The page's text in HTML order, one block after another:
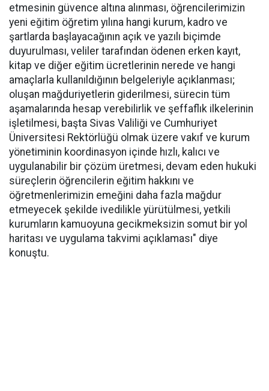
etmesinin güvence altına alınması, öğrencilerimizin
yeni eğitim öğretim yılına hangi kurum, kadro ve
şartlarda başlayacağının açık ve yazılı biçimde
duyurulması, veliler tarafından ödenen erken kayıt,
kitap ve diğer eğitim ücretlerinin nerede ve hangi
amaçlarla kullanıldığının belgeleriyle açıklanması;
oluşan mağduriyetlerin giderilmesi, sürecin tüm
aşamalarında hesap verebilirlik ve şeffaflık ilkelerinin
işletilmesi, başta Sivas Valiliği ve Cumhuriyet
Üniversitesi Rektörlüğü olmak üzere vakıf ve kurum
yönetiminin koordinasyon içinde hızlı, kalıcı ve
uygulanabilir bir çözüm üretmesi, devam eden hukuki
süreçlerin öğrencilerin eğitim hakkını ve
öğretmenlerimizin emeğini daha fazla mağdur
etmeyecek şekilde ivedilikle yürütülmesi, yetkili
kurumların kamuoyuna gecikmeksizin somut bir yol
haritası ve uygulama takvimi açıklaması" diye
konuştu.